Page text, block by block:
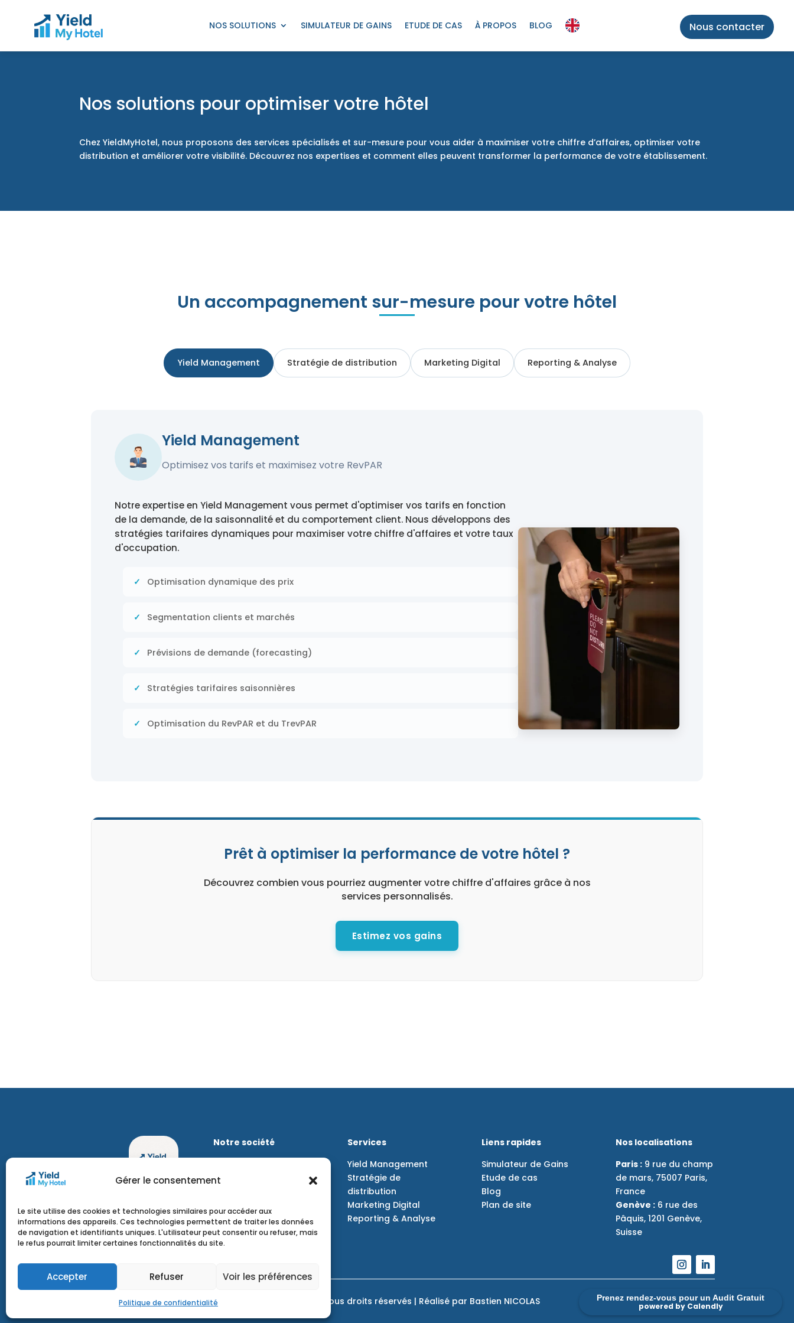
Prenez rendez-vous pour un Audit Gratuit
powered by Calendly
Gérer le consentement
Le site utilise des cookies et technologies similaires pour accéder aux
informations des appareils. Ces technologies permettent de traiter les données
de navigation et identifiants uniques. L'utilisateur peut consentir ou refuser, mais
le refus pourrait limiter certaines fonctionnalités du site.
Accepter Refuser Voir les préférences
Politique de confidentialité
NOS SOLUTIONS SIMULATEUR DE GAINS ETUDE DE CAS À PROPOS BLOG Nous contacter
Nos solutions pour optimiser votre hôtel
Chez YieldMyHotel, nous proposons des services spécialisés et sur-mesure pour vous aider à maximiser votre chiffre d’affaires, optimiser votre
distribution et améliorer votre visibilité. Découvrez nos expertises et comment elles peuvent transformer la performance de votre établissement.
Un accompagnement sur-mesure pour votre hôtel
Yield Management Stratégie de distribution Marketing Digital Reporting & Analyse
Yield Management
Optimisez vos tarifs et maximisez votre RevPAR
Notre expertise en Yield Management vous permet d'optimiser vos tarifs en fonction
de la demande, de la saisonnalité et du comportement client. Nous développons des
stratégies tarifaires dynamiques pour maximiser votre chiffre d'affaires et votre taux
d'occupation.
Optimisation dynamique des prix
Segmentation clients et marchés
Prévisions de demande (forecasting)
Stratégies tarifaires saisonnières
Optimisation du RevPAR et du TrevPAR
Prêt à optimiser la performance de votre hôtel ?
Découvrez combien vous pourriez augmenter votre chiffre d'affaires grâce à nos
services personnalisés.
Estimez vos gains
Notre société
Nous recrutons
Politique de
confidentialité
Services
Yield Management
Stratégie de
distribution
Marketing Digital
Reporting & Analyse
Liens rapides
Simulateur de Gains
Etude de cas
Blog
Plan de site
Nos localisations
Paris : 9 rue du champ
de mars, 75007 Paris,
France
Genève : 6 rue des
Pâquis, 1201 Genève,
Suisse
YieldMyHotel© | Tous droits réservés | Réalisé par Bastien NICOLAS